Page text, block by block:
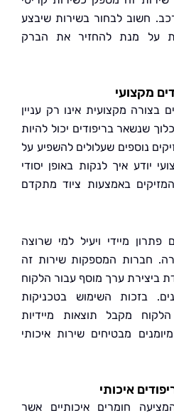
לבחור בשירות שיבצע
להחזיר את הברק
אינו רק עניין
בריפודים יכול להיות
שעלולים להשפיע על
לנקות באופן יסודי
ציוד מתקדם
ויעיל למי שרוצה
המספקות שירות זה
ערך מוסף עבור הלקוח
השימוש בטכניקות
תוצאות מיידיות
שירות איכותי
איכותיים אשר